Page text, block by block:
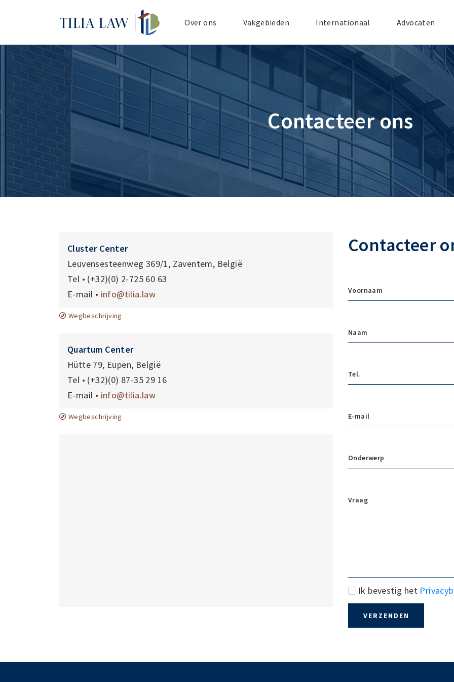
Tilia.Law Over ons Vakgebieden Internationaal Advocaten
Contacteer ons
Cluster Center
Leuvensesteenweg 369/1, Zaventem, België
Tel • (+32)(0) 2-725 60 63
E-mail • info@tilia.law
Wegbeschrijving
Quartum Center
Hütte 79, Eupen, België
Tel • (+32)(0) 87-35 29 16
E-mail • info@tilia.law
Wegbeschrijving
Contacteer
Voornaam
Naam
Tel.
E-mail
Onderwerp
Vraag
Ik bevestig het